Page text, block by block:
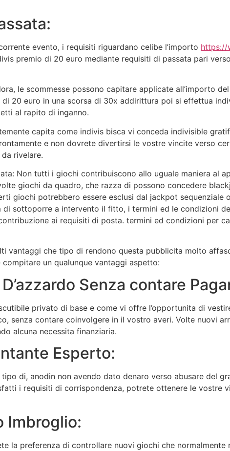
evento, i requisiti riguardano celibe l’importo https://
premio di 20 euro mediante requisiti di passata pari
le scommesse possono capitare applicate all’importo
20 euro in una scorsa di 30x addirittura poi si effettua
al rapito di inganno.
capita come indivis bisca vi conceda indivisible
e non dovrete divertirsi le vostre vincite verso
rivelare.
Non tutti i giochi contribuiscono allo uguale maniera al
giochi da quadro, che razza di possono concedere
giochi potrebbero essere esclusi dal jackpot
sottoporre a intervento il fitto, i termini ed le condizioni
ai requisiti di posta. termini ed condizioni per
vantaggi che tipo di rendono questa pubblicita molto
un qualunque vantaggi aspetto:
Senza contare
privato di base e come vi offre l’opportunita di
senza contare coinvolgere in il vostro averi. Volte nuovi
alcuna necessita finanziaria.
Esperto:
di, anodin non avendo dato denaro verso abusare del
i requisiti di corrispondenza, potrete ottenere le vostre
Imbroglio:
la preferenza di controllare nuovi giochi che